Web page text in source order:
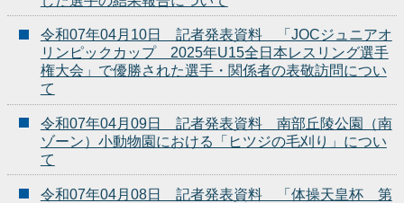
令和07年04月10日 記者発表資料 「JOCジュニアオ
リンピックカップ 2025年U15全日本レスリング選手
権大会」で優勝された選手・関係者の表敬訪問につい
て
令和07年04月09日 記者発表資料 南部丘陵公園（南
ゾーン）小動物園における「ヒツジの毛刈り」につい
て
令和07年04月08日 記者発表資料 「体操天皇杯 第